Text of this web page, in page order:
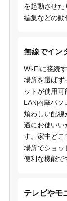
を起動させた
編集などの動
無線でイン
Wi-Fiに接続す
場所を選ばず
ットが使用可
LAN内蔵パソ
煩わしい配線
適にお使いい
す。家中どこ
場所でショッ
便利な機能で
テレビやモ